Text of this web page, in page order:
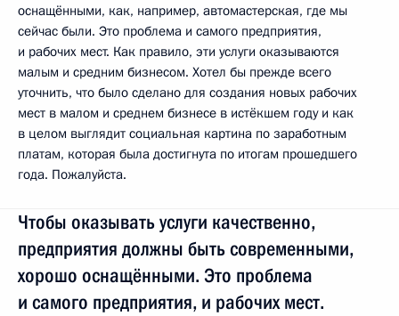
оснащёнными, как, например, автомастерская, где мы
сейчас были. Это проблема и самого предприятия,
и рабочих мест. Как правило, эти услуги оказываются
малым и средним бизнесом. Хотел бы прежде всего
уточнить, что было сделано для создания новых рабочих
мест в малом и среднем бизнесе в истёкшем году и как
в целом выглядит социальная картина по заработным
платам, которая была достигнута по итогам прошедшего
года. Пожалуйста.
Чтобы оказывать услуги качественно,
предприятия должны быть современными,
хорошо оснащёнными. Это проблема
и самого предприятия, и рабочих мест.